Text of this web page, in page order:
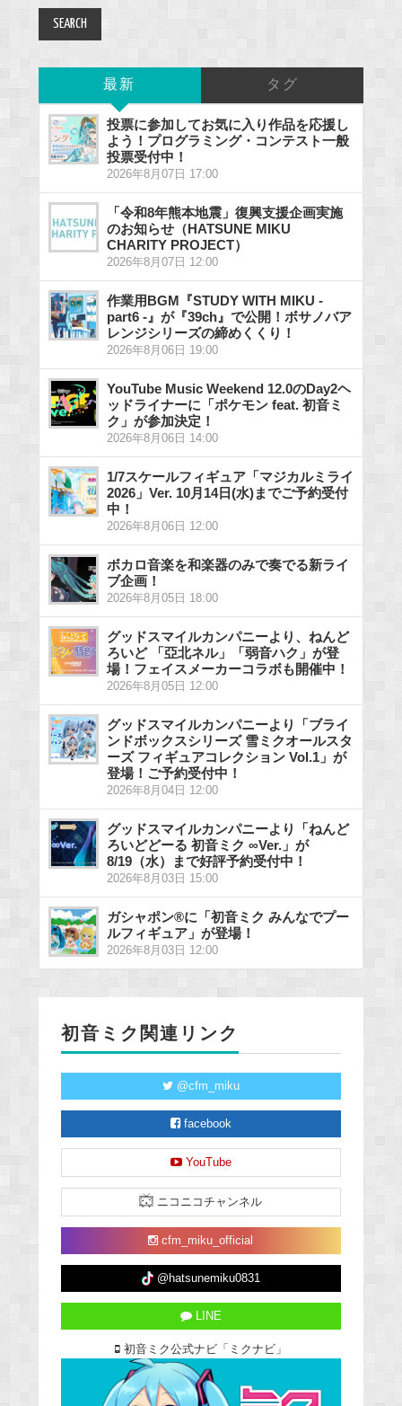
最新 タグ
投票に参加してお気に入り作品を応援し
よう！プログラミング・コンテスト一般
投票受付中！
2026年8月07日 17:00
「令和8年熊本地震」復興支援企画実施
のお知らせ（HATSUNE MIKU
CHARITY PROJECT）
2026年8月07日 12:00
作業用BGM『STUDY WITH MIKU -
part6 -』が『39ch』で公開！ボサノバア
レンジシリーズの締めくくり！
2026年8月06日 19:00
YouTube Music Weekend 12.0のDay2ヘ
ッドライナーに「ポケモン feat. 初音ミ
ク」が参加決定！
2026年8月06日 14:00
1/7スケールフィギュア「マジカルミライ
2026」Ver. 10月14日(水)までご予約受付
中！
2026年8月06日 12:00
ボカロ音楽を和楽器のみで奏でる新ライ
ブ企画！
2026年8月05日 18:00
グッドスマイルカンパニーより、ねんど
ろいど 「亞北ネル」「弱音ハク」が登
場！フェイスメーカーコラボも開催中！
2026年8月05日 12:00
グッドスマイルカンパニーより「ブライ
ンドボックスシリーズ 雪ミクオールスタ
ーズ フィギュアコレクション Vol.1」が
登場！ご予約受付中！
2026年8月04日 12:00
グッドスマイルカンパニーより「ねんど
ろいどどーる 初音ミク ∞Ver.」が
8/19（水）まで好評予約受付中！
2026年8月03日 15:00
ガシャポン®に「初音ミク みんなでプー
ルフィギュア」が登場！
2026年8月03日 12:00
初音ミク関連リンク
@cfm_miku
facebook
YouTube
ニコニコチャンネル
cfm_miku_official
@hatsunemiku0831
LINE
初音ミク公式ナビ「ミクナビ」